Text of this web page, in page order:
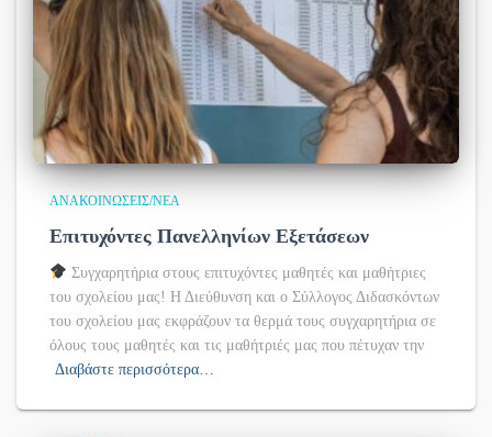
ΑΝΑΚΟΙΝΏΣΕΙΣ/ΝΈΑ
Επιτυχόντες Πανελληνίων Εξετάσεων
Συγχαρητήρια στους επιτυχόντες μαθητές και μαθήτριες
του σχολείου μας! Η Διεύθυνση και ο Σύλλογος Διδασκόντων
του σχολείου μας εκφράζουν τα θερμά τους συγχαρητήρια σε
όλους τους μαθητές και τις μαθήτριές μας που πέτυχαν την
Διαβάστε περισσότερα…